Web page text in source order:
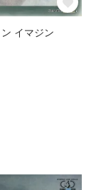
イマジン